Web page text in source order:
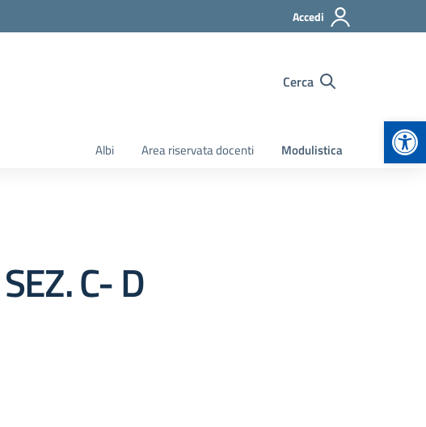
Accedi
Cerca
Albi Area riservata docenti Modulistica
C- D